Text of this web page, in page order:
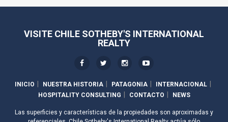
VISITE CHILE SOTHEBY'S INTERNATIONAL
REALTY
INICIO NUESTRA HISTORIA PATAGONIA
INTERNACIONAL
HOSPITALITY CONSULTING
CONTACTO NEWS
Las superficies y características de la propiedades son aproximadas y